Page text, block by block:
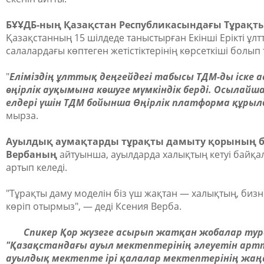
БҰҰДБ-ның Қазақстан Республикасындағы
Қазақстанның 15 шілдеде таныстырған Екінші Ерікті
салалардағы көптеген жетістіктерінің көрсеткіші
"Еліміздің ұлттық деңгейдегі табысы ТДМ-ды іске
өңірлік ауқымына көшуге мүмкіндік берді.
елдері үшін ТДМ бойынша Өңірлік платформа
мырза.
Ауылдық аумақтарды тұрақты дамыту қорының
Вербаныңайтуынша, ауылдарда халықтың кетуі
артып келеді.
"Тұрақты даму моделін біз үш жақтан — халықтың,
көріп отырмыз", — деді Ксения Верба.
Спикер Қор жүзеге асырып жатқан жобалар
"Қазақстандағы ауыл мектептерінің әлеуетін
ауылдық мектепте ірі қалалар мектептерінің